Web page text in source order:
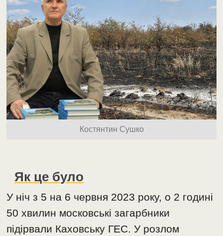
Костянтин Сушко
Як це було
У ніч з 5 на 6 червня 2023 року, о 2 годині
50 хвилин московські загарбники
підірвали Каховську ГЕС. У розлом